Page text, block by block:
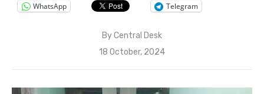
WhatsApp Telegram
ByCentral Desk
Posted
18 October, 2024